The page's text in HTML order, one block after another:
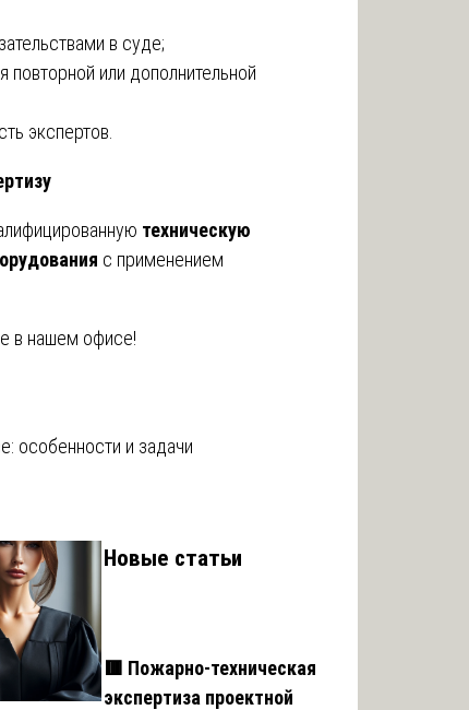
в суде;
или дополнительной
экспертов.
техническую
с применением
в нашем офисе!
особенности и задачи
Новые статьи
🟥 Пожарно-техническая
экспертиза проектной